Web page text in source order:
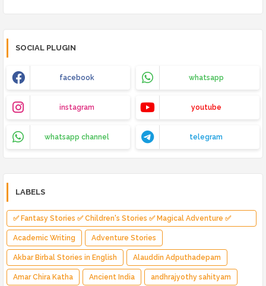
SOCIAL PLUGIN
facebook whatsapp
instagram youtube
whatsapp channel telegram
LABELS
✅ Fantasy Stories ✅ Children's Stories ✅ Magical Adventure ✅
Indian Fantasy ✅ Enchanted Kingdom ✅ Heroic Quest ✅ Fairy Tale
Academic Writing Adventure Stories
Akbar Birbal Stories in English Alauddin Adputhadepam
Amar Chira Katha Ancient India andhrajyothy sahityam